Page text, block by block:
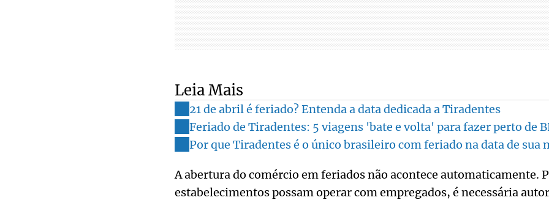
Leia Mais
21 de abril é feriado? Entenda a data dedicada a Tiradentes
Feriado de Tiradentes: 5 viagens 'bate e volta' para fazer perto de
Por que Tiradentes é o único brasileiro com feriado na data de sua
A abertura do comércio em feriados não acontece automaticamente.
estabelecimentos possam operar com empregados, é necessária